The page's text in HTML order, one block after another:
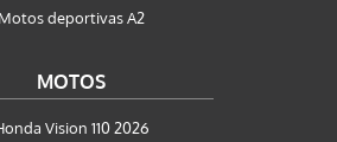
Motos deportivas A2
MOTOS
Vision 110 2026